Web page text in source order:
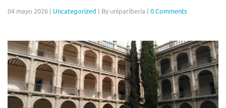
04 mayo 2026 | Uncategorized | By unipariberia | 0 Comments